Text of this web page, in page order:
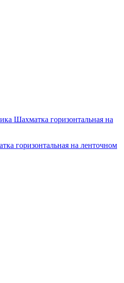
горизонтальная на ленточном